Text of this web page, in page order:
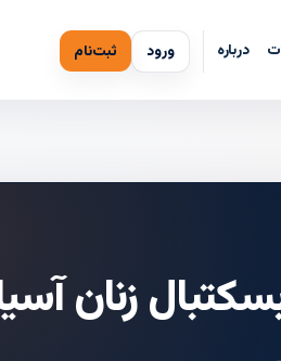
درباره ورود ثبت‌نام
زنان